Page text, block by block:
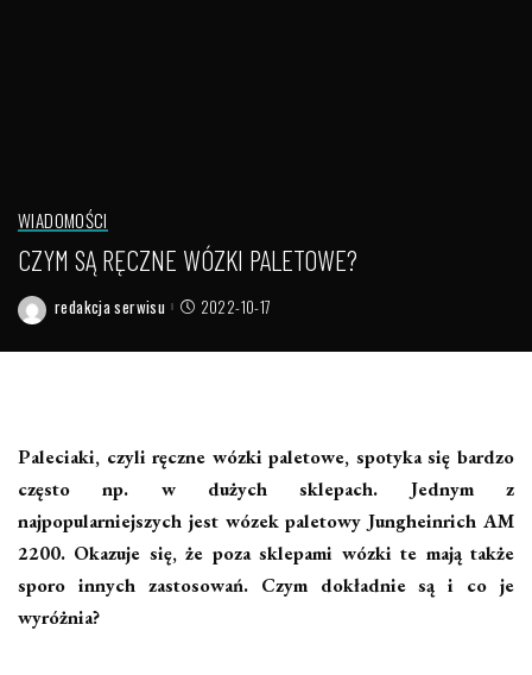
WIADOMOŚCI
CZYM SĄ RĘCZNE WÓZKI PALETOWE?
Posted
redakcja serwisu 2022-10-17
Paleciaki, czyli ręczne wózki paletowe, spotyka się bardzo
często np. w dużych sklepach. Jednym z
najpopularniejszych jest wózek paletowy Jungheinrich AM
2200. Okazuje się, że poza sklepami wózki te mają także
sporo innych zastosowań. Czym dokładnie są i co je
wyróżnia?